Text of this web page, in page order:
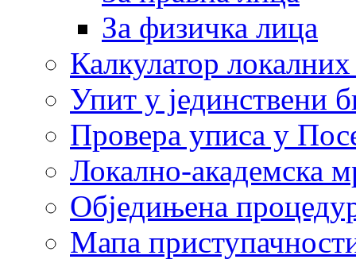
За физичка лица
Калкулатор
Упит у јединствени
Провера уписа у
Локално-академска
Обједињена
Мапа